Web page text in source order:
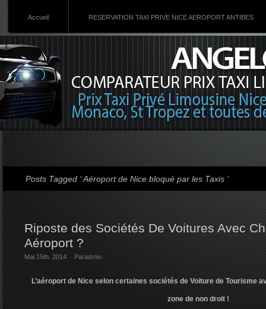
Accueil RESERVATION TAXI PRIVE NICE AEROPORT ANTIBES
Posts Tagged ‘ Aéroport de Nice bloqué par les Taxis ’
Riposte des Sociétés De Voitures Avec
Aéroport ?
Mai 15th. 2014 Paradmin
L’aéroport de Nice selon certaines sociétés de Voiture de Tourisme
zone de non droit !